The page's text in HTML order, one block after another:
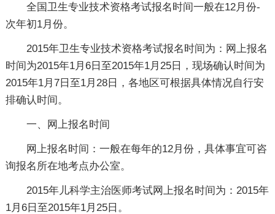
全国卫生专业技术资格考试报名时间一般在12月份-
次年初1月份。
2015年卫生专业技术资格考试报名时间为：网上报名
时间为2015年1月6日至2015年1月25日，现场确认时间为
2015年1月7日至1月28日，各地区可根据具体情况自行安
排确认时间。
一、网上报名时间
网上报名时间：一般在每年的12月份，具体事宜可咨
询报名所在地考点办公室。
2015年儿科学主治医师考试网上报名时间为：2015年
1月6日至2015年1月25日。